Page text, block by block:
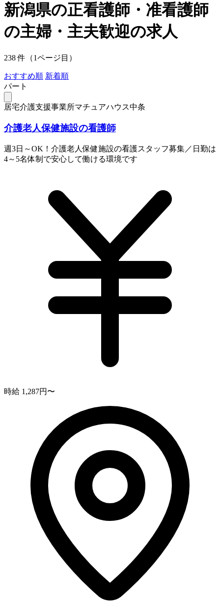
新潟県の正看護師・准看護師
の主婦・主夫歓迎の求人
238 件（1ページ目）
おすすめ順 新着順
パート
居宅介護支援事業所マチュアハウス中条
介護老人保健施設の看護師
週3日～OK！介護老人保健施設の看護スタッフ募集／日勤は
4～5名体制で安心して働ける環境です
時給 1,287円〜